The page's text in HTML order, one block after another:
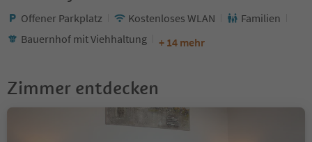
Offener Parkplatz Kostenloses WLAN
Familien
Bauernhof mit Viehhaltung
+ 14 mehr
Zimmer entdecken